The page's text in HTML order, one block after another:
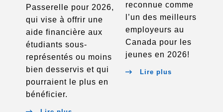
Passerelle pour 2026,
qui vise à offrir une
aide financière aux
étudiants sous-
représentés ou moins
bien desservis et qui
pourraient le plus en
bénéficier.
reconnue comme
l’un des meilleurs
employeurs au
Canada pour les
jeunes en 2026!
Lire plus